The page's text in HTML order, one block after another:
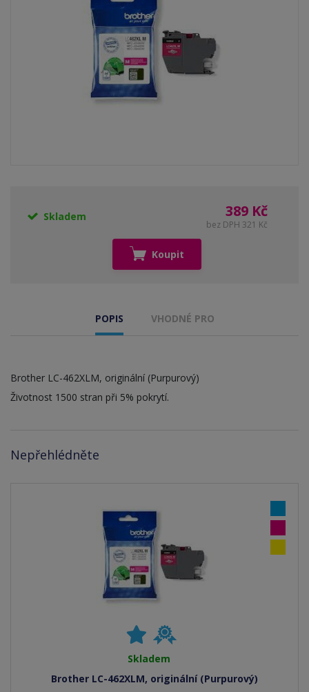
Skladem 389 Kč
bez DPH 321 Kč
Koupit
POPIS VHODNÉ PRO
Brother LC-462XLM, originální (Purpurový)
Životnost 1500 stran při 5% pokrytí.
Nepřehlédněte
Skladem
Brother LC-462XLM, originální (Purpurový)